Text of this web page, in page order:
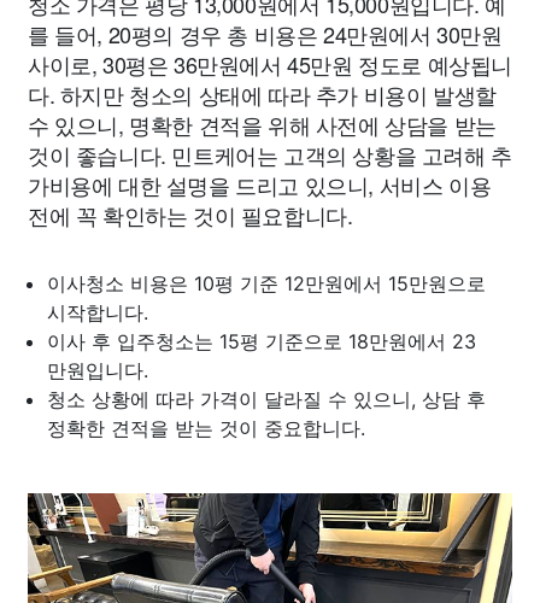
를 들어, 20평의 경우 총 비용은 24만원에서 30만원
사이로, 30평은 36만원에서 45만원 정도로 예상됩니
다. 하지만 청소의 상태에 따라 추가 비용이 발생할
수 있으니, 명확한 견적을 위해 사전에 상담을 받는
것이 좋습니다. 민트케어는 고객의 상황을 고려해 추
가비용에 대한 설명을 드리고 있으니, 서비스 이용
전에 꼭 확인하는 것이 필요합니다.
이사청소 비용은 10평 기준 12만원에서 15만원으로
시작합니다.
이사 후 입주청소는 15평 기준으로 18만원에서 23
만원입니다.
청소 상황에 따라 가격이 달라질 수 있으니, 상담 후
정확한 견적을 받는 것이 중요합니다.